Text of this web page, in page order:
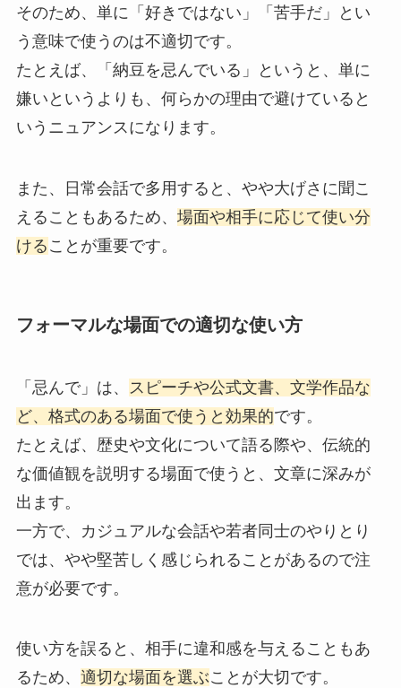
そのため、単に「好きではない」「苦手だ」とい
う意味で使うのは不適切です。
たとえば、「納豆を忌んでいる」というと、単に
嫌いというよりも、何らかの理由で避けていると
いうニュアンスになります。
また、日常会話で多用すると、やや大げさに聞こ
えることもあるため、 場面や相手に応じて使い分
ける ことが重要です。
フォーマルな場面での適切な使い方
「忌んで」は、
スピーチや公式文書、文学作品な
ど、格式のある場面で使うと効果的です。
たとえば、歴史や文化について語る際や、伝統的
な価値観を説明する場面で使うと、文章に深みが
出ます。
一方で、カジュアルな会話や若者同士のやりとり
では、やや堅苦しく感じられることがあるので注
意が必要です。
使い方を誤ると、相手に違和感を与えることもあ
るため、 適切な場面を選ぶことが大切です。